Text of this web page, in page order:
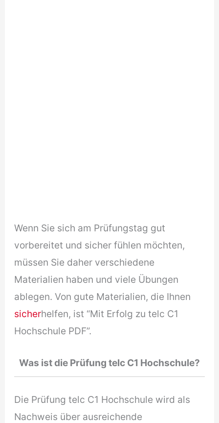
Wenn Sie sich am Prüfungstag gut
vorbereitet und sicher fühlen möchten,
müssen Sie daher verschiedene
Materialien haben und viele Übungen
ablegen. Von gute Materialien, die Ihnen
sicherhelfen, ist “Mit Erfolg zu telc C1
Hochschule PDF”.
Was ist die Prüfung telc C1 Hochschule?
Die Prüfung telc C1 Hochschule wird als
Nachweis über ausreichende